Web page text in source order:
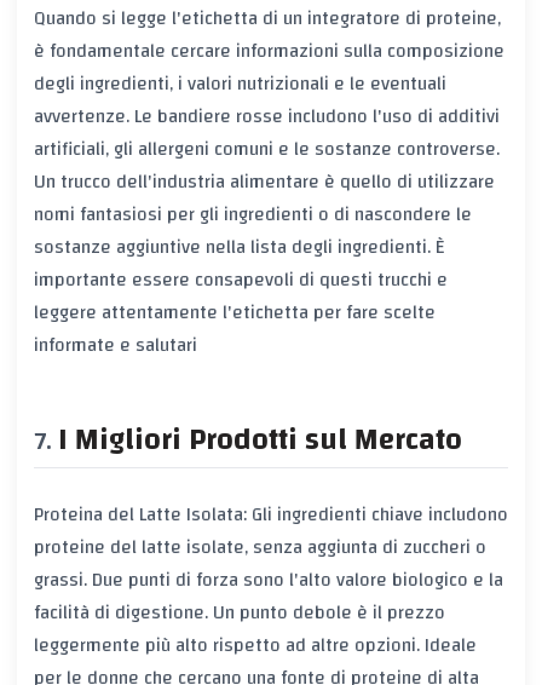
Quando si legge l'etichetta di un integratore di proteine,
è fondamentale cercare informazioni sulla composizione
degli ingredienti, i valori nutrizionali e le eventuali
avvertenze. Le bandiere rosse includono l'uso di additivi
artificiali, gli allergeni comuni e le sostanze controverse.
Un trucco dell'industria alimentare è quello di utilizzare
nomi fantasiosi per gli ingredienti o di nascondere le
sostanze aggiuntive nella lista degli ingredienti. È
importante essere consapevoli di questi trucchi e
leggere attentamente l'etichetta per fare scelte
informate e salutari
I Migliori Prodotti sul Mercato
Proteina del Latte Isolata: Gli ingredienti chiave includono
proteine del latte isolate, senza aggiunta di zuccheri o
grassi. Due punti di forza sono l'alto valore biologico e la
facilità di digestione. Un punto debole è il prezzo
leggermente più alto rispetto ad altre opzioni. Ideale
per le donne che cercano una fonte di proteine di alta